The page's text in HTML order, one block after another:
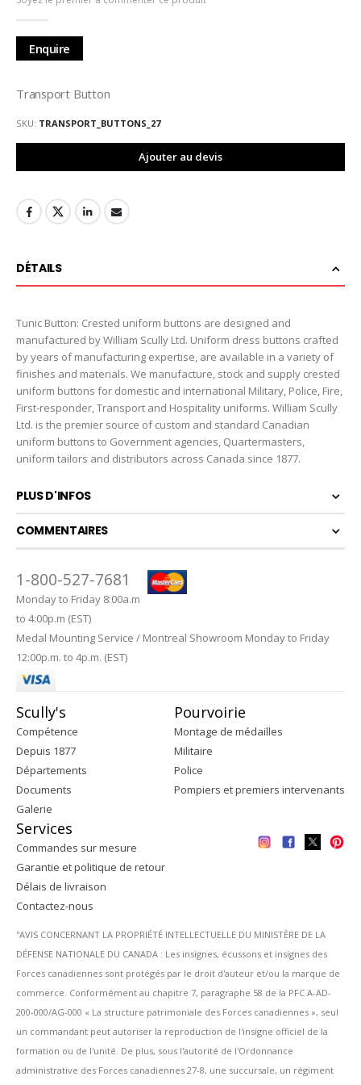
la
Galerie
d’images
Enquire
Transport Button
SKU TRANSPORT_BUTTONS_27
Ajouter au devis
DÉTAILS
Tunic Button: Crested uniform buttons are designed and
manufactured by William Scully Ltd. Uniform dress buttons crafted
by years of manufacturing expertise, are available in a variety of
finishes and materials. We manufacture, stock and supply crested
uniform buttons for domestic and international Military, Police, Fire,
First-responder, Transport and Hospitality uniforms. William Scully
Ltd. is the premier source of custom and standard Canadian
uniform buttons to Government agencies, Quartermasters,
uniform tailors and distributors across Canada since 1877.
PLUS D'INFOS
COMMENTAIRES
1-800-527-7681
Monday to Friday 8:00a.m
to 4:00p.m (EST)
Medal Mounting Service / Montreal Showroom Monday to Friday
12:00p.m. to 4p.m. (EST)
Scully's
Compétence
Depuis 1877
Départements
Documents
Galerie
Pourvoirie
Montage de médailles
Militaire
Police
Pompiers et premiers intervenants
Services
Commandes sur mesure
Garantie et politique de retour
Délais de livraison
Contactez-nous
''AVIS CONCERNANT LA PROPRIÉTÉ INTELLECTUELLE DU MINISTÈRE DE LA
DÉFENSE NATIONALE DU CANADA : Les insignes, écussons et insignes des
Forces canadiennes sont protégés par le droit d'auteur et/ou la marque de
commerce. Conformément au chapitre 7, paragraphe 58 de la PFC A-AD-
200-000/AG-000 « La structure patrimoniale des Forces canadiennes », seul
un commandant peut autoriser la reproduction de l'insigne officiel de la
formation ou de l'unité. De plus, sous l'autorité de l'Ordonnance
administrative des Forces canadiennes 27-8, une succursale, un régiment